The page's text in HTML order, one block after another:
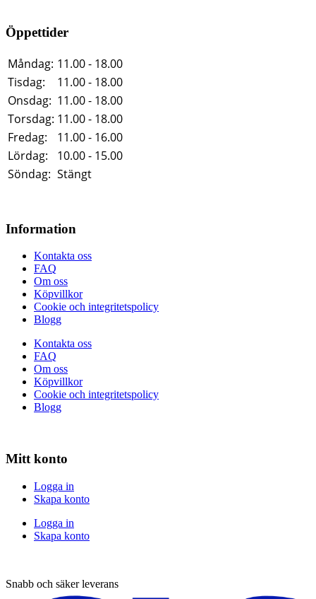
Öppettider
Måndag: 11.00 - 18.00
Tisdag:
11.00 - 18.00
Onsdag: 11.00 - 18.00
Torsdag: 11.00 - 18.00
Fredag:
11.00 - 16.00
Lördag:
10.00 - 15.00
Söndag: Stängt
Information
Kontakta oss
FAQ
Om oss
Köpvillkor
Cookie och integritetspolicy
Blogg
Kontakta oss
FAQ
Om oss
Köpvillkor
Cookie och integritetspolicy
Blogg
Mitt konto
Logga in
Skapa konto
Logga in
Skapa konto
Snabb och säker leverans